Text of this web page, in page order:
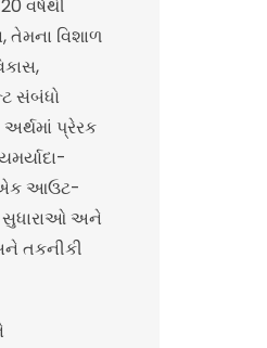
વર્ષથી
વિશાળ
સંબંધો
પ્રેરક
એક આઉટ-
સુધારાઓ અને
તકનીકી